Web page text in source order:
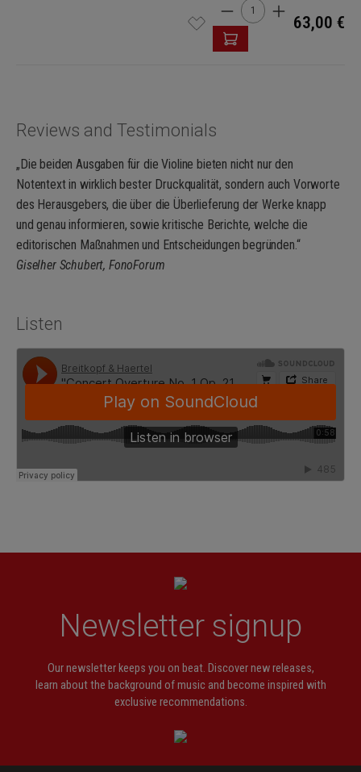
Product Quantity:
63,00 €
Reviews and Testimonials
„Die beiden Ausgaben für die Violine bieten nicht nur den
Notentext in wirklich bester Druckqualität, sondern auch Vorworte
des Herausgebers, die über die Überlieferung der Werke knapp
und genau informieren, sowie kritische Berichte, welche die
editorischen Maßnahmen und Entscheidungen begründen.“
Giselher Schubert, FonoForum
Listen
Newsletter signup
Our newsletter keeps you on beat. Discover new releases,
learn about the background of music and become inspired with
exclusive recommendations.